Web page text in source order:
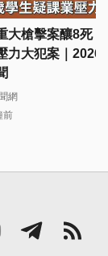
大槍擊案釀8死
力大犯案｜
網
前